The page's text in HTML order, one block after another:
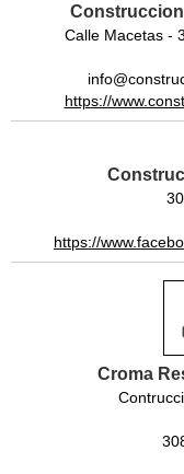
Calle Macetas -
https://
https://
Croma